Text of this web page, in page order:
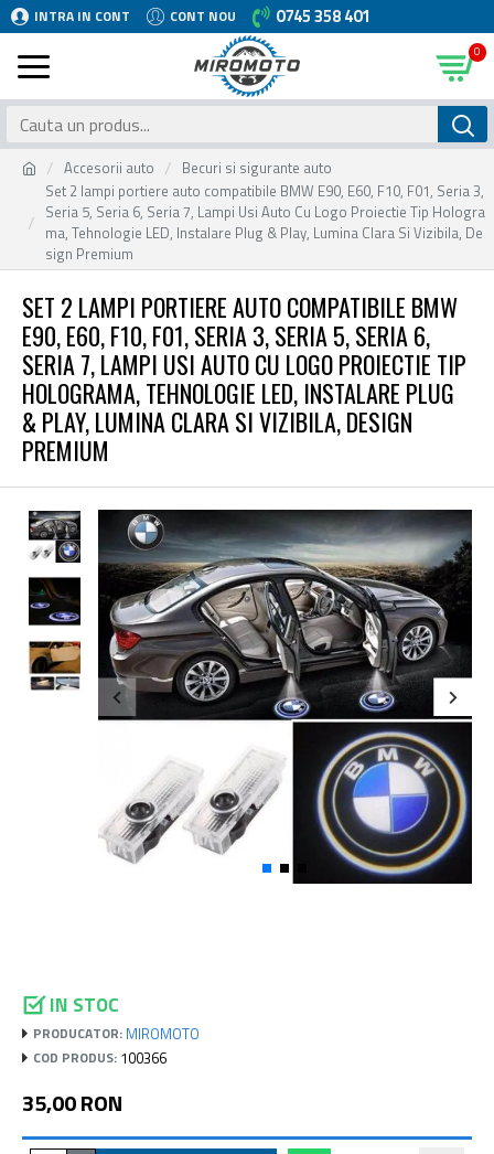
INTRA IN CONT CONT NOU 0745 358 401
0
Accesorii auto
Becuri si sigurante auto
Set 2 lampi portiere auto compatibile BMW E90, E60, F10, F01, Seria 3,
Seria 5, Seria 6, Seria 7, Lampi Usi Auto Cu Logo Proiectie Tip Hologra
ma, Tehnologie LED, Instalare Plug & Play, Lumina Clara Si Vizibila, De
sign Premium
SET 2 LAMPI PORTIERE AUTO COMPATIBILE BMW
E90, E60, F10, F01, SERIA 3, SERIA 5, SERIA 6,
SERIA 7, LAMPI USI AUTO CU LOGO PROIECTIE TIP
HOLOGRAMA, TEHNOLOGIE LED, INSTALARE PLUG
& PLAY, LUMINA CLARA SI VIZIBILA, DESIGN
PREMIUM
IN STOC
PRODUCATOR: MIROMOTO
COD PRODUS: 100366
35,00 RON